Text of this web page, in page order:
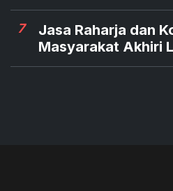
7
Jasa Raharja dan
Masyarakat Akhiri